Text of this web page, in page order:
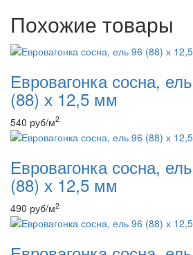
Похожие товары
Евровагонка сосна,
(88) х 12,5 мм
540 руб/м2
Евровагонка сосна,
(88) х 12,5 мм
490 руб/м2